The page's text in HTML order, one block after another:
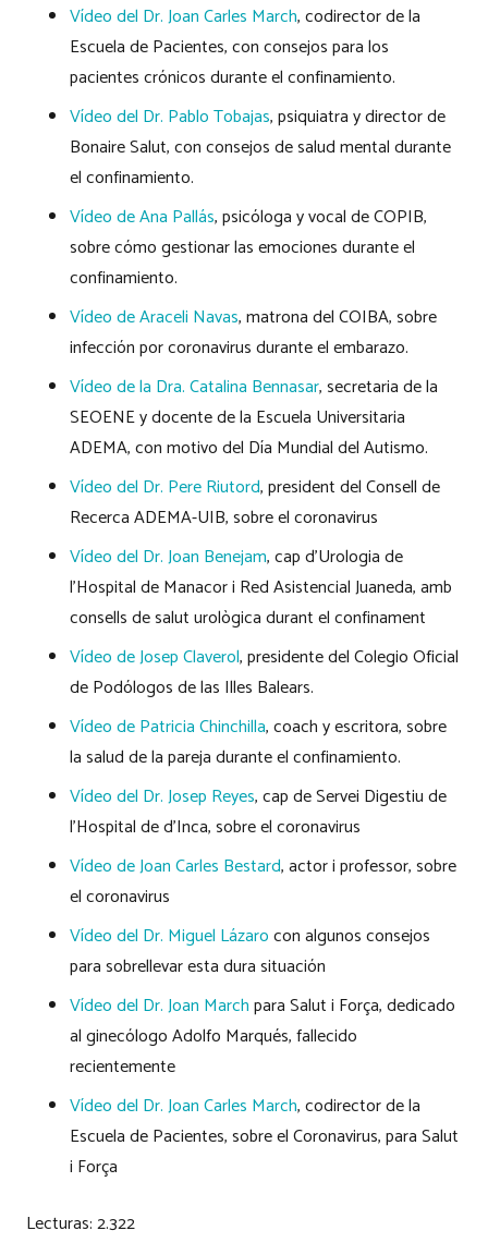
Vídeo del Dr. Joan Carles March, codirector de la
Escuela de Pacientes, con consejos para los
pacientes crónicos durante el confinamiento.
Vídeo del Dr. Pablo Tobajas, psiquiatra y director de
Bonaire Salut, con consejos de salud mental durante
el confinamiento.
Vídeo de Ana Pallás, psicóloga y vocal de COPIB,
sobre cómo gestionar las emociones durante el
confinamiento.
Vídeo de Araceli Navas, matrona del COIBA, sobre
infección por coronavirus durante el embarazo.
Vídeo de la Dra. Catalina Bennasar, secretaria de la
SEOENE y docente de la Escuela Universitaria
ADEMA, con motivo del Día Mundial del Autismo.
Vídeo del Dr. Pere Riutord, president del Consell de
Recerca ADEMA-UIB, sobre el coronavirus
Vídeo del Dr. Joan Benejam, cap d’Urologia de
l’Hospital de Manacor i Red Asistencial Juaneda, amb
consells de salut urològica durant el confinament
Vídeo de Josep Claverol, presidente del Colegio Oficial
de Podólogos de las Illes Balears.
Vídeo de Patricia Chinchilla, coach y escritora, sobre
la salud de la pareja durante el confinamiento.
Vídeo del Dr. Josep Reyes, cap de Servei Digestiu de
l’Hospital de d’Inca, sobre el coronavirus
Vídeo de Joan Carles Bestard, actor i professor, sobre
el coronavirus
Vídeo del Dr. Miguel Lázarocon algunos consejos
para sobrellevar esta dura situación
Vídeo del Dr. Joan Marchpara Salut i Força, dedicado
al ginecólogo Adolfo Marqués, fallecido
recientemente
Vídeo del Dr. Joan Carles March, codirector de la
Escuela de Pacientes, sobre el Coronavirus, para Salut
i Força
Lecturas:2.322